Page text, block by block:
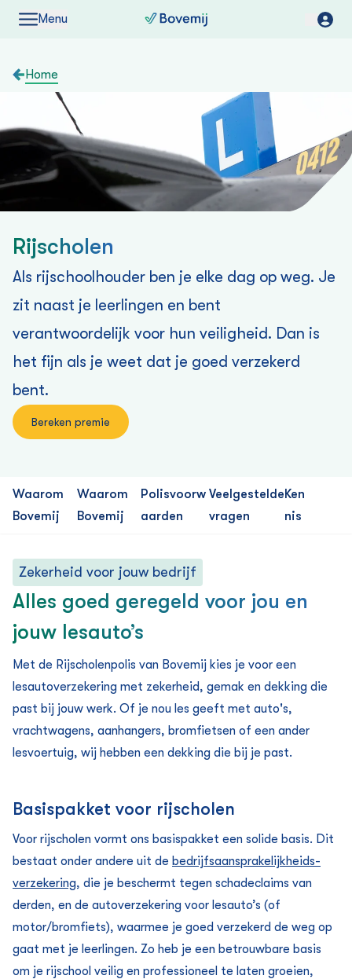
Menu
Home
Rijscholen
Als rijschoolhouder ben je elke dag op weg. Je
zit naast je leerlingen en bent
verantwoordelijk voor hun veiligheid. Dan is
het fijn als je weet dat je goed verzekerd
bent.
Bereken premie
Waarom
Bovemij
Waarom
Bovemij
Polisvoorw
aarden
Veelgestelde
vragen
Ken
nis
Zekerheid voor jouw bedrijf
Alles goed geregeld voor jou en
jouw lesauto’s
Met de Rijscholenpolis van Bovemij kies je voor een
lesauto­verzekering met zekerheid, gemak en dekking die
past bij jouw werk. Of je nou les geeft met auto's,
vrachtwagens, aanhangers, bromfietsen of een ander
lesvoertuig, wij hebben een dekking die bij je past.
Basispakket voor rijscholen
Voor rijscholen vormt ons basispakket een solide basis. Dit
bestaat onder andere uit de bedrijfsaansprakelijkheids­
verzekering, die je beschermt tegen schadeclaims van
derden, en de auto­verzekering voor lesauto’s (of
motor/bromfiets), waarmee je goed verzekerd de weg op
gaat met je leerlingen. Zo heb je een betrouwbare basis
om je rijschool veilig en professioneel te laten groeien,